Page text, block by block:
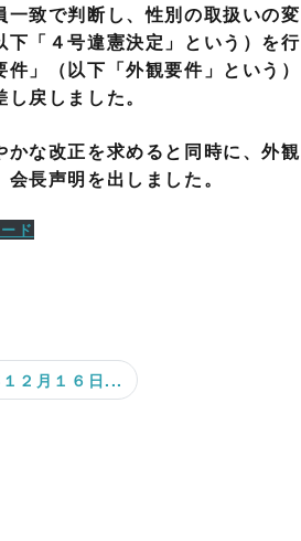
致で判断し、性別の取扱いの変
「４号違憲決定」という）を行
」（以下「外観要件」という）
戻しました。
な改正を求めると同時に、外観
長声明を出しました。
ド
２月１６日...